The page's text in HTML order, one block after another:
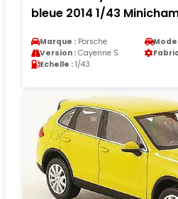
bleue 2014 1/43
Marque : Porsche
Version : Cayenne S
Echelle : 1/43